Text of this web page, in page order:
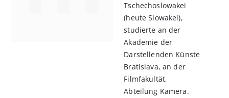
Tschechoslowakei
(heute Slowakei),
studierte an der
Akademie der
Darstellenden Künste
Bratislava, an der
Filmfakultät,
Abteilung Kamera.